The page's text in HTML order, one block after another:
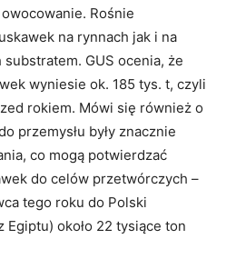
Rośnie
na rynnach jak i na
GUS ocenia, że
wyniesie ok. 185 tys. t, czyli
rokiem. Mówi się również o
przemysłu były znacznie
co mogą potwierdzać
do celów przetwórczych –
tego roku do Polski
Egiptu) około 22 tysiące ton